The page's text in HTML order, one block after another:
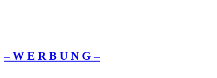
– W Ε R Β U Ν G –